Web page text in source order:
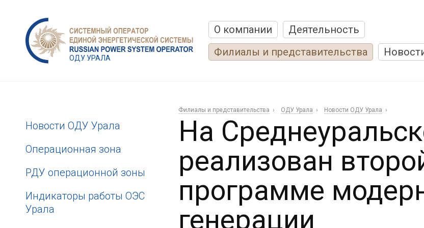
ОДУ УРАЛА
О компании
Деятельность
Филиалы и представительства
Новости ОДУ Урала
Операционная зона
РДУ операционной зоны
Индикаторы работы ОЭС
Урала
Филиалы и представительства ОДУ Урала Новости ОДУ Урала
На
реализован
программе
генерации